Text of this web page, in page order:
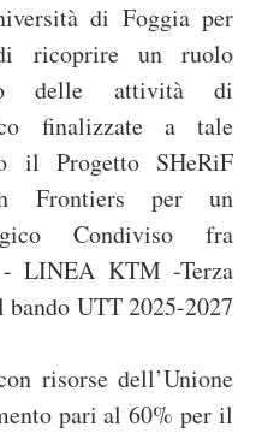
di Foggia per
ricoprire un ruolo
delle attività di
finalizzate a tale
il Progetto SHeRiF
Frontiers per un
Condiviso fra
LINEA KTM -Terza
UTT 2025-2027
risorse dell’Unione
pari al 60% per il